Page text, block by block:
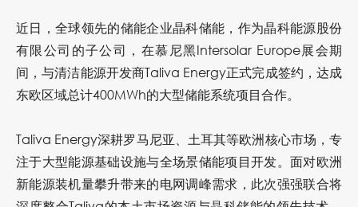
近日，全球领先的储能企业晶科储能，作为晶科能源股份
有限公司的子公司，在慕尼黑Intersolar Europe展会期
间，与清洁能源开发商Taliva Energy正式完成签约，达成
东欧区域总计400MWh的大型储能系统项目合作。
Taliva Energy深耕罗马尼亚、土耳其等欧洲核心市场，专
注于大型能源基础设施与全场景储能项目开发。面对欧洲
新能源装机量攀升带来的电网调峰需求，此次强强联合将